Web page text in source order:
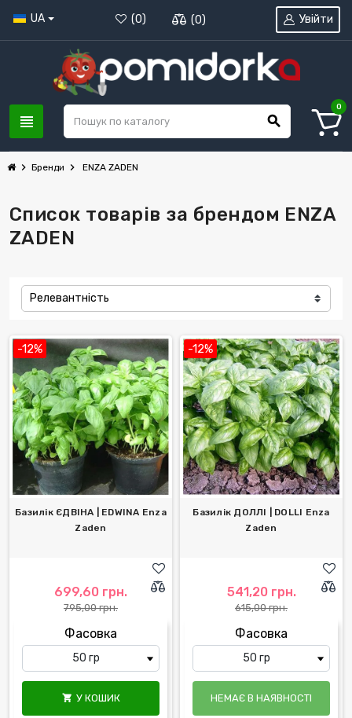
UA (0) (0)
view_headline search
Увійти
0
chevron_right Бренди chevron_right ENZA ZADEN
Список товарів за брендом ENZA
ZADEN
Релевантність
-12%
Базилік ЄДВІНА | EDWINA Enza
Zaden
699,60 грн.
795,00 грн.
Фасовка
 У КОШИК
-12%
Базилік ДОЛЛІ | DOLLI Enza
Zaden
541,20 грн.
615,00 грн.
Фасовка
НЕМАЄ В НАЯВНОСТІ